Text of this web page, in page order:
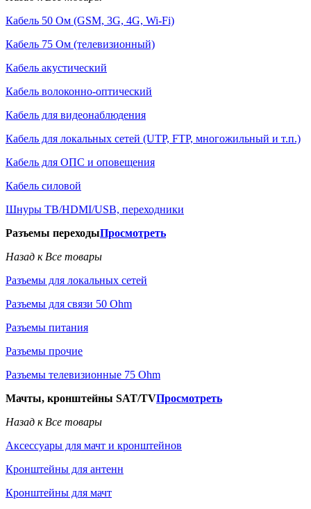
Кабель 50 Ом (GSM, 3G, 4G, Wi-Fi)
Кабель 75 Ом (телевизионный)
Кабель акустический
Кабель волоконно-оптический
Кабель для видеонаблюдения
Кабель для локальных сетей (UTP, FTP, многожильный и т.п.)
Кабель для ОПС и оповещения
Кабель силовой
Шнуры ТВ/HDMI/USB, переходники
Разъемы переходыПросмотреть
Назад к Все товары
Разъемы для локальных сетей
Разъемы для связи 50 Ohm
Разъемы питания
Разъемы прочие
Разъемы телевизионные 75 Ohm
Мачты, кронштейны SAT/TVПросмотреть
Назад к Все товары
Аксессуары для мачт и кронштейнов
Кронштейны для антенн
Кронштейны для мачт